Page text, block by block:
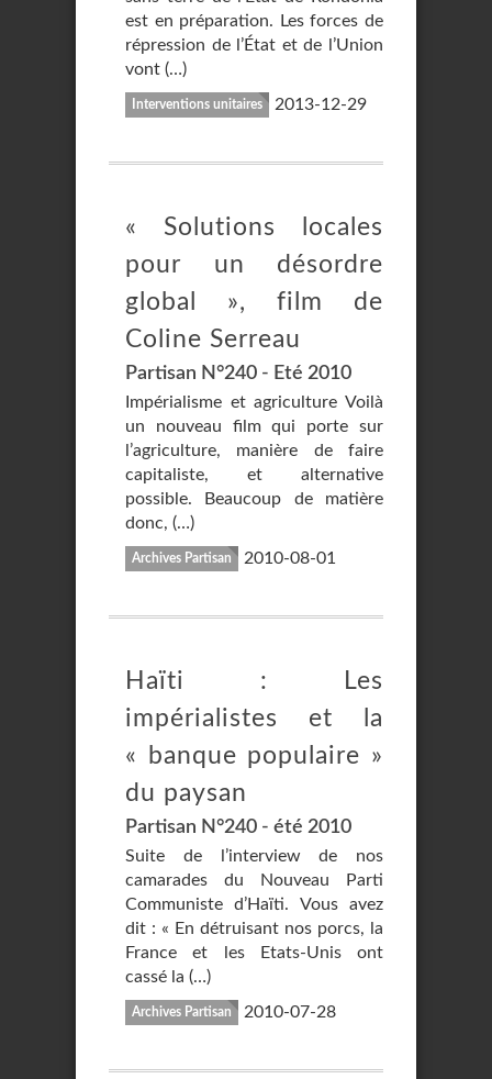
est en préparation. Les forces de
répression de l’État et de l’Union
vont (…)
Interventions unitaires 2013-12-29
« Solutions locales
pour un désordre
global », film de
Coline Serreau
Partisan N°240 - Eté 2010
Impérialisme et agriculture Voilà
un nouveau film qui porte sur
l’agriculture, manière de faire
capitaliste, et alternative
possible. Beaucoup de matière
donc, (…)
Archives Partisan 2010-08-01
Haïti : Les
impérialistes et la
« banque populaire »
du paysan
Partisan N°240 - été 2010
Suite de l’interview de nos
camarades du Nouveau Parti
Communiste d’Haïti. Vous avez
dit : « En détruisant nos porcs, la
France et les Etats-Unis ont
cassé la (…)
Archives Partisan 2010-07-28